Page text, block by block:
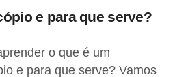
e para que serve?
o que é um
e para que serve? Vamos